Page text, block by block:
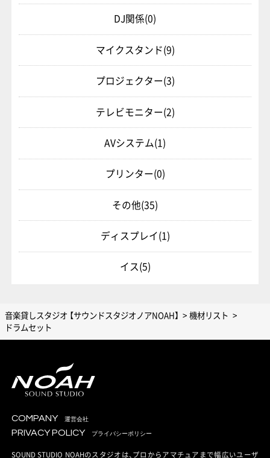
DJ関係(0)
マイクスタンド(9)
プロジェクター(3)
テレビモニター(2)
AVシステム(1)
プリンター(0)
その他(35)
ディスプレイ(1)
イス(5)
音楽貸しスタジオ 【サウンドスタジオノアNOAH】
機材リスト
ドラムセット
COMPANY 運営会社
PRIVACY POLICY プライバシーポリシー
SOUND STUDIO NOAHのスタジオは、プロからアマチュアまで幅広いユーザ